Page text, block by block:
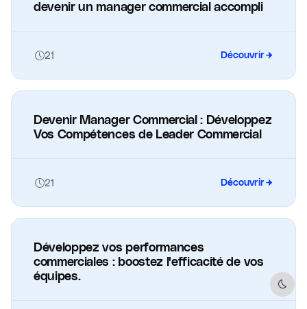
devenir un manager commercial accompli
21 Découvrir
Devenir Manager Commercial : Développez
Vos Compétences de Leader Commercial
21 Découvrir
Développez vos performances
commerciales : boostez l'efficacité de vos
équipes.
Dark